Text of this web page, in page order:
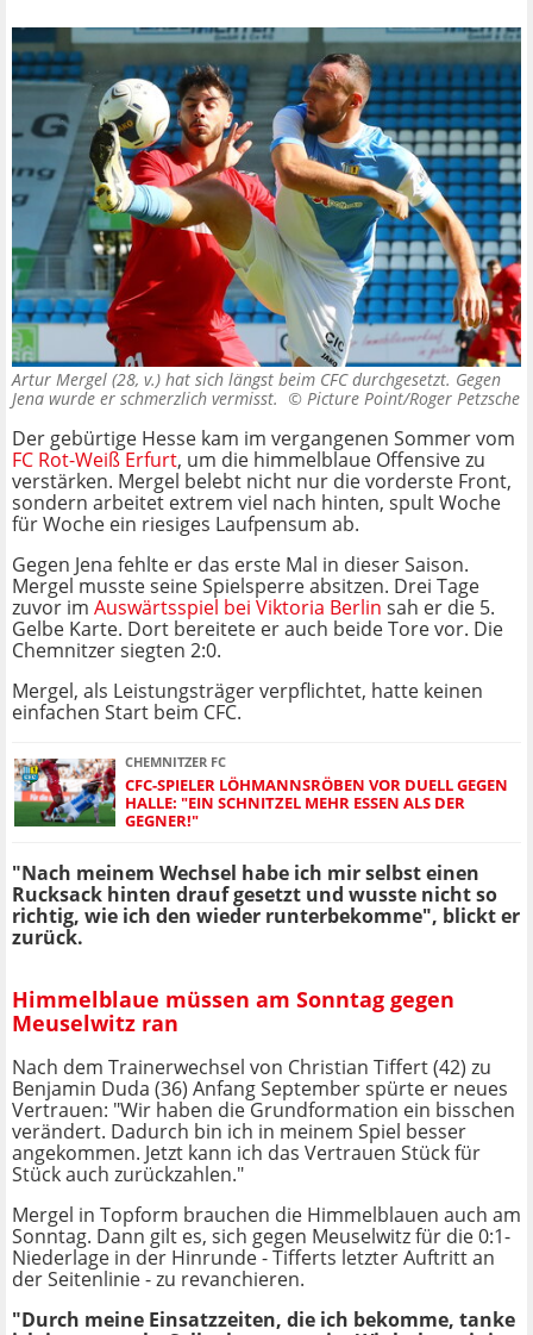
Artur Mergel (28, v.) hat sich längst beim CFC durchgesetzt. Gegen
Jena wurde er schmerzlich vermisst. © Picture Point/Roger Petzsche
Der gebürtige Hesse kam im vergangenen Sommer vom
FC Rot-Weiß Erfurt, um die himmelblaue Offensive zu
verstärken. Mergel belebt nicht nur die vorderste Front,
sondern arbeitet extrem viel nach hinten, spult Woche
für Woche ein riesiges Laufpensum ab.
Gegen Jena fehlte er das erste Mal in dieser Saison.
Mergel musste seine Spielsperre absitzen. Drei Tage
zuvor im Auswärtsspiel bei Viktoria Berlin sah er die 5.
Gelbe Karte. Dort bereitete er auch beide Tore vor. Die
Chemnitzer siegten 2:0.
Mergel, als Leistungsträger verpflichtet, hatte keinen
einfachen Start beim CFC.
CHEMNITZER FC
CFC-SPIELER LÖHMANNSRÖBEN VOR DUELL GEGEN
HALLE: "EIN SCHNITZEL MEHR ESSEN ALS DER
GEGNER!"
"Nach meinem Wechsel habe ich mir selbst einen
Rucksack hinten drauf gesetzt und wusste nicht so
richtig, wie ich den wieder runterbekomme", blickt er
zurück.
Himmelblaue müssen am Sonntag gegen
Meuselwitz ran
Nach dem Trainerwechsel von Christian Tiffert (42) zu
Benjamin Duda (36) Anfang September spürte er neues
Vertrauen: "Wir haben die Grundformation ein bisschen
verändert. Dadurch bin ich in meinem Spiel besser
angekommen. Jetzt kann ich das Vertrauen Stück für
Stück auch zurückzahlen."
Mergel in Topform brauchen die Himmelblauen auch am
Sonntag. Dann gilt es, sich gegen Meuselwitz für die 0:1-
Niederlage in der Hinrunde - Tifferts letzter Auftritt an
der Seitenlinie - zu revanchieren.
"Durch meine Einsatzzeiten, die ich bekomme, tanke